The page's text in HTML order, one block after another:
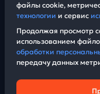
файлы cookie,
технологии и сервис
Продолжая просмотр
использованием
обработки
передачу данных